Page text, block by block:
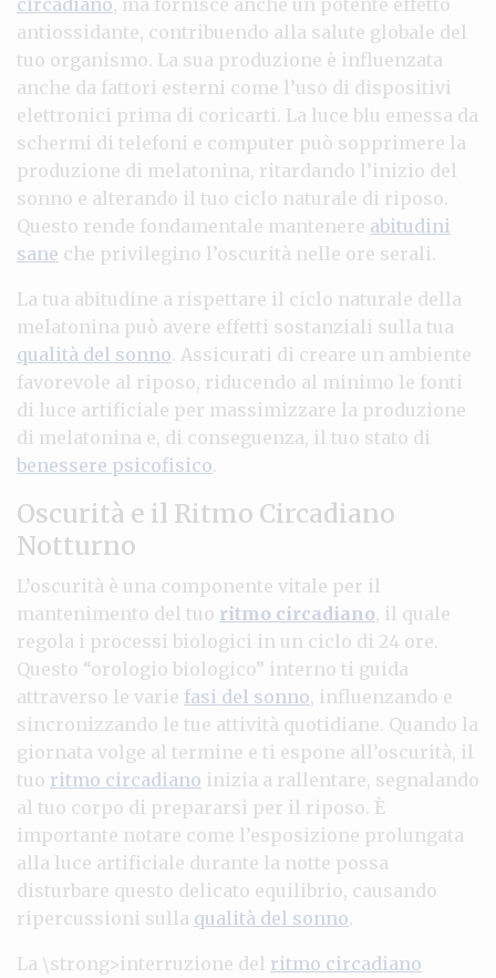
antiossidante, contribuendo alla salute globale del
tuo organismo. La sua produzione è influenzata
anche da fattori esterni come l’uso di dispositivi
elettronici prima di coricarti. La luce blu emessa da
schermi di telefoni e computer può sopprimere la
produzione di melatonina, ritardando l’inizio del
sonno e alterando il tuo ciclo naturale di riposo.
Questo rende fondamentale mantenere abitudini
sane che privilegino l’oscurità nelle ore serali.
La tua abitudine a rispettare il ciclo naturale della
melatonina può avere effetti sostanziali sulla tua
qualità del sonno. Assicurati di creare un ambiente
favorevole al riposo, riducendo al minimo le fonti
di luce artificiale per massimizzare la produzione
di melatonina e, di conseguenza, il tuo stato di
benessere psicofisico.
Oscurità e il Ritmo Circadiano
Notturno
L’oscurità è una componente vitale per il
mantenimento del tuo ritmo circadiano, il quale
regola i processi biologici in un ciclo di 24 ore.
Questo “orologio biologico” interno ti guida
attraverso le varie fasi del sonno, influenzando e
sincronizzando le tue attività quotidiane. Quando la
giornata volge al termine e ti espone all’oscurità, il
tuo ritmo circadiano inizia a rallentare, segnalando
al tuo corpo di prepararsi per il riposo. È
importante notare come l’esposizione prolungata
alla luce artificiale durante la notte possa
disturbare questo delicato equilibrio, causando
ripercussioni sulla qualità del sonno.
La \strong>interruzione del ritmo circadiano